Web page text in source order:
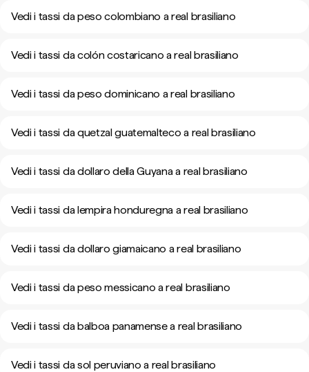
Vedi i tassi da peso colombiano a real brasiliano
Vedi i tassi da colón costaricano a real brasiliano
Vedi i tassi da peso dominicano a real brasiliano
Vedi i tassi da quetzal guatemalteco a real brasiliano
Vedi i tassi da dollaro della Guyana a real brasiliano
Vedi i tassi da lempira honduregna a real brasiliano
Vedi i tassi da dollaro giamaicano a real brasiliano
Vedi i tassi da peso messicano a real brasiliano
Vedi i tassi da balboa panamense a real brasiliano
Vedi i tassi da sol peruviano a real brasiliano